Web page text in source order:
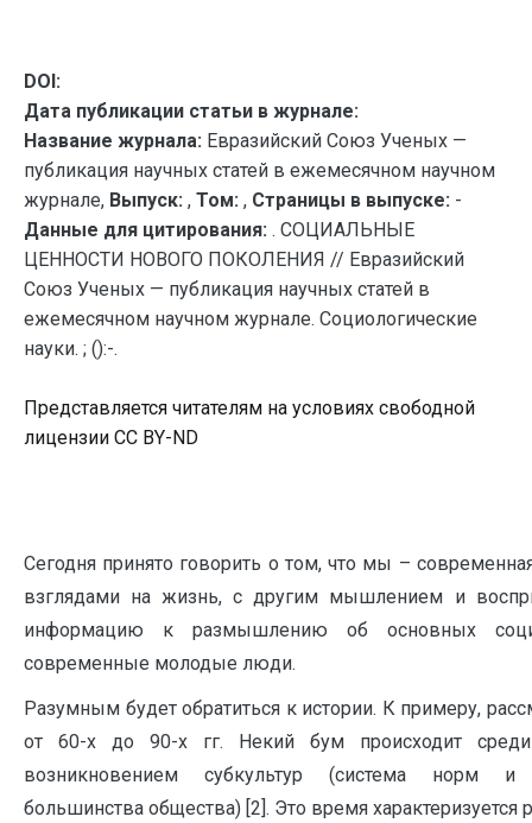
DOI:
Дата публикации статьи в журнале:
Название журнала: Евразийский Союз Ученых —
публикация научных статей в ежемесячном научном
журнале, Выпуск: , Том: , Страницы в выпуске: -
Данные для цитирования: . СОЦИАЛЬНЫЕ
ЦЕННОСТИ НОВОГО ПОКОЛЕНИЯ // Евразийский
Союз Ученых — публикация научных статей в
ежемесячном научном журнале. Социологические
науки. ; ():-.
Представляется читателям на условиях свободной
лицензии CC BY-ND
Сегодня принято говорить о том, что мы –
взглядами на жизнь, с другим мышлением и
информацию к размышлению об основных
современные молодые люди.
Разумным будет обратиться к истории. К примеру,
от 60-х до 90-х гг. Некий бум происходит
возникновением субкультур (система норм
большинства общества) [2]. Это время